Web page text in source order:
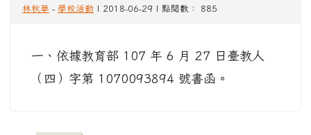
林秋華 - 學校活動 | 2018-06-29 | 點閱數： 885
一、依據教育部 107 年 6 月 27 日臺教人
（四）字第 1070093894 號書函。